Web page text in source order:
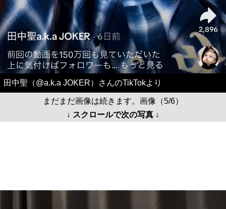
田中聖（@a.k.a JOKER）さんのTikTokより
まだまだ画像は続きます。画像（5/6）
↓ スクロールで次の写真 ↓